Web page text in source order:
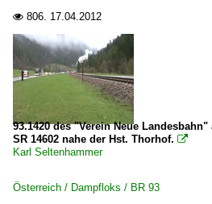
 806. 17.04.2012
93.1420 des "Verein Neue
SR 14602 nahe der Hst. Thorhof. 
Karl Seltenhammer
Österreich / Dampfloks / BR 93